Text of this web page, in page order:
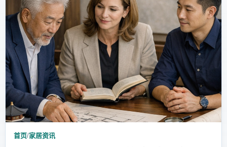
家居风水 家居欣赏
时尚饰家 装修设计
家具知识 家居文化
家装攻略 创意家居
首页/家居资讯